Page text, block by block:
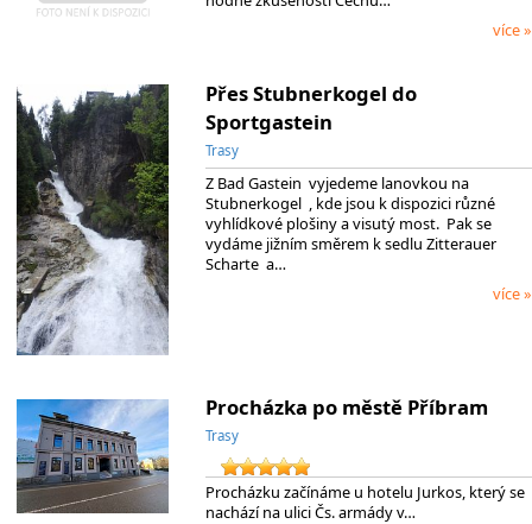
více »
Přes Stubnerkogel do
Sportgastein
Trasy
Z Bad Gastein vyjedeme lanovkou na
Stubnerkogel , kde jsou k dispozici různé
vyhlídkové plošiny a visutý most. Pak se
vydáme jižním směrem k sedlu Zitterauer
Scharte a…
více »
Procházka po městě Příbram
Trasy
Procházku začínáme u hotelu Jurkos, který se
nachází na ulici Čs. armády v…